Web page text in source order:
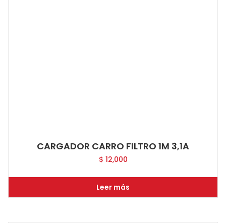
CARGADOR CARRO FILTRO 1M 3,1A
$ 12,000
Leer más